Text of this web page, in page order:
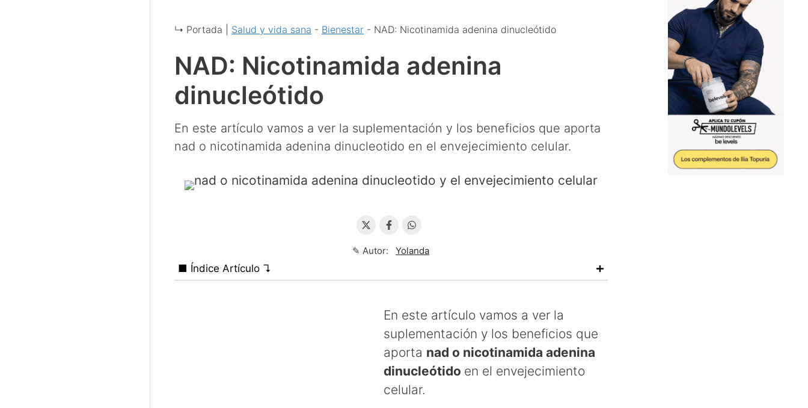
↳ Portada | Salud y vida sana - Bienestar - NAD: Nicotinamida adenina dinucleótido
NAD: Nicotinamida adenina
dinucleótido
En este artículo vamos a ver la suplementación y los beneficios que aporta
nad o nicotinamida adenina dinucleotido en el envejecimiento celular.
✎ Autor:Yolanda
■ Índice Artículo ↴
En este artículo vamos a ver la
suplementación y los beneficios que
aporta nad o nicotinamida adenina
dinucleótido en el envejecimiento
celular.